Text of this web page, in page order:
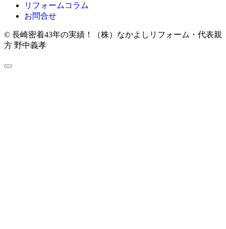
リフォームコラム
お問合せ
© 長崎密着43年の実績！（株）なかよしリフォーム・代表親
方 野中義孝